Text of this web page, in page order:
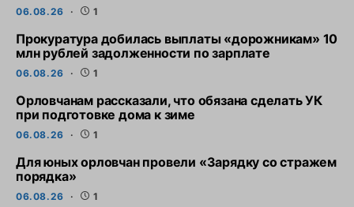
06.08.26 1
Прокуратура добилась выплаты «дорожникам» 10
млн рублей задолженности по зарплате
06.08.26 1
Орловчанам рассказали, что обязана сделать УК
при подготовке дома к зиме
06.08.26 1
Для юных орловчан провели «Зарядку со стражем
порядка»
06.08.26 1